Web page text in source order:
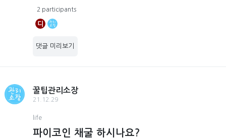
2 participants
디
댓글 미리보기
꿀팁관리소장
21.12.29
life
파이코인 채굴 하시나요?